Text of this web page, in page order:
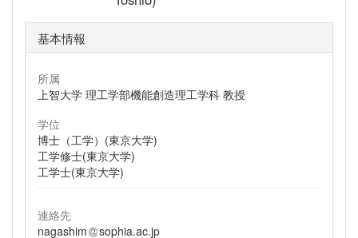
基本情報
所属
上智大学 理工学部機能創造理工学科 教授
学位
博士（工学）(東京大学)
工学修士(東京大学)
工学士(東京大学)
連絡先
nagashim
sophia.ac.jp